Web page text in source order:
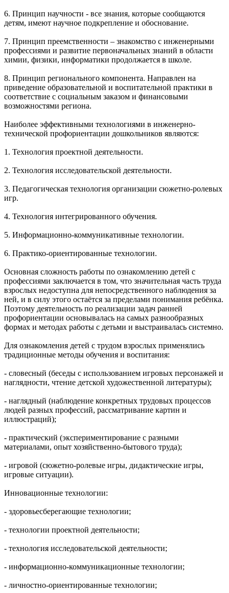
6. Принцип научности - все знания, которые сообщаются
детям, имеют научное подкрепление и обоснование.
7. Принцип преемственности – знакомство с инженерными
профессиями и развитие первоначальных знаний в области
химии, физики, информатики продолжается в школе.
8. Принцип регионального компонента. Направлен на
приведение образовательной и воспитательной практики в
соответствие с социальным заказом и финансовыми
возможностями региона.
Наиболее эффективными технологиями в инженерно-
технической профориентации дошкольников являются:
1. Технология проектной деятельности.
2. Технология исследовательской деятельности.
3. Педагогическая технология организации сюжетно-ролевых
игр.
4. Технология интегрированного обучения.
5. Информационно-коммуникативные технологии.
6. Практико-ориентированные технологии.
Основная сложность работы по ознакомлению детей с
профессиями заключается в том, что значительная часть труда
взрослых недоступна для непосредственного наблюдения за
ней, и в силу этого остаётся за пределами понимания ребёнка.
Поэтому деятельность по реализации задач ранней
профориентации основывалась на самых разнообразных
формах и методах работы с детьми и выстраивалась системно.
Для ознакомления детей с трудом взрослых применялись
традиционные методы обучения и воспитания:
- словесный (беседы с использованием игровых персонажей и
наглядности, чтение детской художественной литературы);
- наглядный (наблюдение конкретных трудовых процессов
людей разных профессий, рассматривание картин и
иллюстраций);
- практический (экспериментирование с разными
материалами, опыт хозяйственно-бытового труда);
- игровой (сюжетно-ролевые игры, дидактические игры,
игровые ситуации).
Инновационные технологии:
- здоровьесберегающие технологии;
- технологии проектной деятельности;
- технология исследовательской деятельности;
- информационно-коммуникационные технологии;
- личностно-ориентированные технологии;